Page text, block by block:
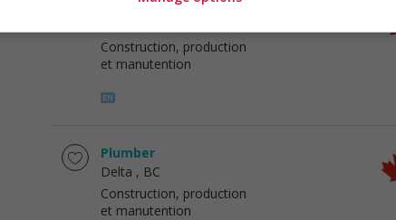
Plumber
Construction, production
et manutention
Plumber
Delta , BC
Construction, production
et manutention